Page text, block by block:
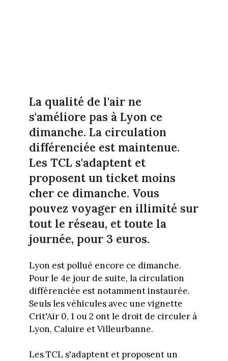
La qualité de l'air ne
s'améliore pas à Lyon ce
dimanche. La circulation
différenciée est maintenue.
Les TCL s'adaptent et
proposent un ticket moins
cher ce dimanche. Vous
pouvez voyager en illimité sur
tout le réseau, et toute la
journée, pour 3 euros.
Lyon est pollué encore ce dimanche.
Pour le 4e jour de suite, la circulation
différenciée est notamment instaurée.
Seuls les véhicules avec une vignette
Crit'Air 0, 1 ou 2 ont le droit de circuler à
Lyon, Caluire et Villeurbanne.
Les TCL s'adaptent et proposent un